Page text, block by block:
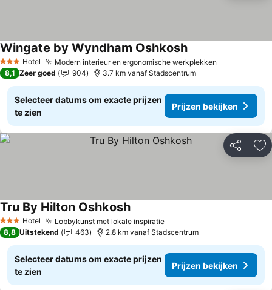
3 SterrenHotel Modern interieur en ergonomische werkplekken
Wingate by Wyndham Oshkosh
8,1 Zeer goed 904 3.7 km vanaf Stadscentrum
Selecteer datums om exacte prijzen
te zien
Prijzen bekijken
Delen
3 SterrenHotel Lobbykunst met lokale inspiratie
Tru By Hilton Oshkosh
8,8 Uitstekend 463 2.8 km vanaf Stadscentrum
Selecteer datums om exacte prijzen
te zien
Prijzen bekijken